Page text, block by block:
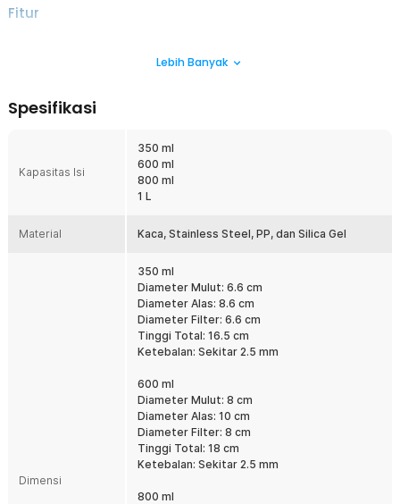
Fitur
French press memungkinkan kopi dan air bercampur secara
adalah kopi dengan rasa yang lebih bold, body lebih tebal, dan
3 Layer Filter, Seduhan Lebih Bersih
Dilengkapi dengan 3 lapis filter mesh halus berukuran 0.18 mm
yang mampu menyaring ampas kopi secara maksimal. Sistem ini
menjaga hasil seduhan tetap bersih tanpa residu mengganggu.
sehingga rasa lebih autentik.
Handle bulat dirancang ergonomis agar nyaman digenggam bahkan
saat penuh. Spout runcing membantu penuangan lebih presisi tanpa
cipratan. Cocok digunakan sehari-hari tanpa khawatir tumpah atau
Pilihan Kapasitas Lengkap
Cocok untuk kebutuhan personal maupun sajian bersama keluarga
atau teman. Anda bisa memilih sesuai kebutuhan konsumsi harian.
Material Tahan Panas dan Awet
Menggunakan kaca tebal berkualitas tinggi yang tahan terhadap
suhu panas. Kombinasi material stainless steel, PP, dan silica gel
membuat produk lebih kuat dan tahan lama. Aman digunakan untuk
air panas tanpa mudah retak.
Lebih Banyak
Spesifikasi
Kapasitas Isi
350 ml
600 ml
800 ml
1 L
Material Kaca, Stainless Steel, PP, dan Silica Gel
Dimensi
350 ml
Diameter Mulut: 6.6 cm
Diameter Alas: 8.6 cm
Diameter Filter: 6.6 cm
Tinggi Total: 16.5 cm
Ketebalan: Sekitar 2.5 mm
600 ml
Diameter Mulut: 8 cm
Diameter Alas: 10 cm
Diameter Filter: 8 cm
Tinggi Total: 18 cm
Ketebalan: Sekitar 2.5 mm
800 ml